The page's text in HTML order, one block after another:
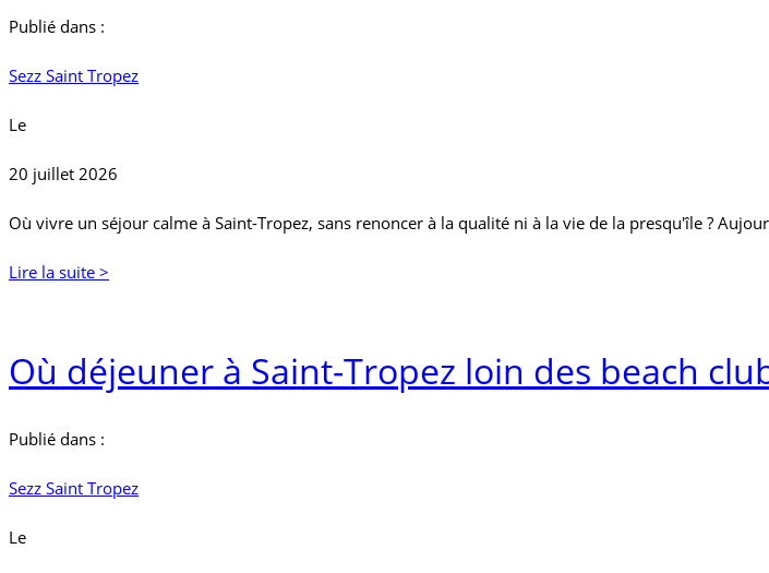
Publié dans :
Sezz Saint Tropez
Le
20 juillet 2026
Où vivre un séjour calme à Saint-Tropez, sans renoncer à la qualité ni à la vie de la presqu'île ?
Lire la suite >
Où déjeuner à Saint-Tropez loin des beach
Publié dans :
Sezz Saint Tropez
Le